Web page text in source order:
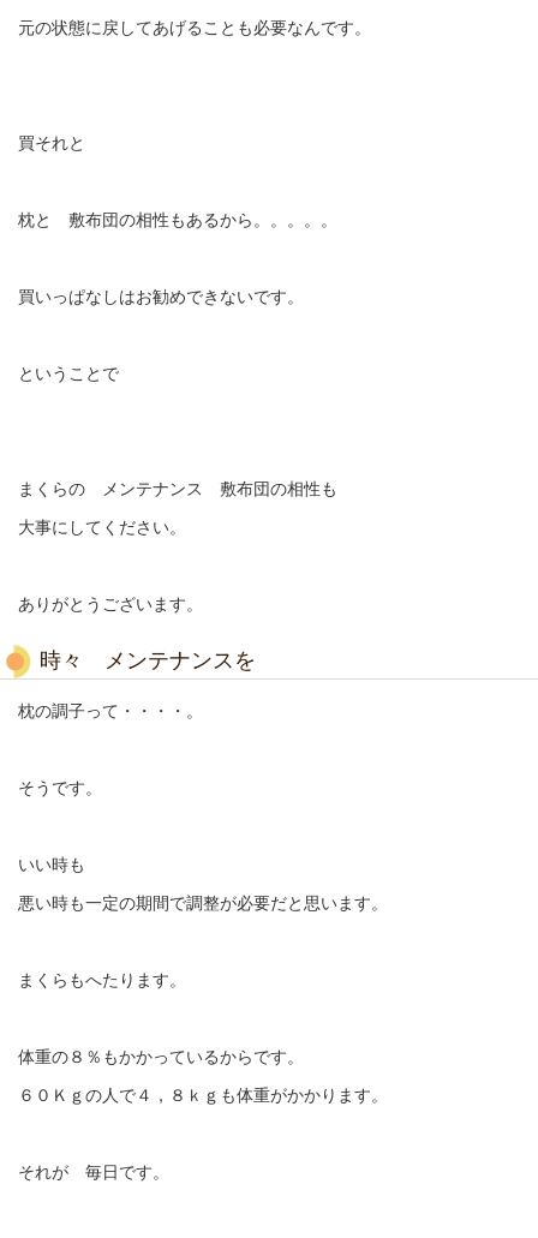
元の状態に戻してあげることも必要なんです。
買それと
枕と 敷布団の相性もあるから。。。。。
買いっぱなしはお勧めできないです。
ということで
まくらの メンテナンス 敷布団の相性も
大事にしてください。
ありがとうございます。
時々 メンテナンスを
枕の調子って・・・・。
そうです。
いい時も
悪い時も一定の期間で調整が必要だと思います。
まくらもへたります。
体重の８％もかかっているからです。
６０Ｋｇの人で４，８ｋｇも体重がかかります。
それが 毎日です。